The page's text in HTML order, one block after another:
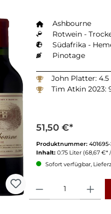
Ashbourne
Rotwein -
Pinotage
John Platter: 4.5
Tim Atkin 2023:
51,50 €*
Produktnummer: 401695-
Inhalt: 0.75 Liter (68,67 €*
Sofort verfügbar,